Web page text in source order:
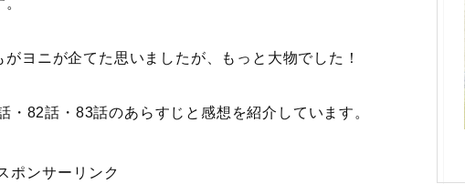
ヨニが企てた思いましたが、もっと大物でした！
・82話・83話のあらすじと感想を紹介 しています。
ポンサーリンク